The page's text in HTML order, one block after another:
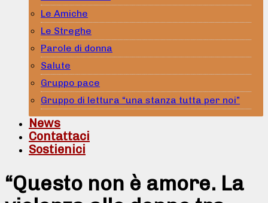
Le Amiche
Le Streghe
Parole di donna
Salute
Gruppo pace
Gruppo di lettura “una stanza tutta per noi”
News
Contattaci
Sostienici
“Questo non è amore. La